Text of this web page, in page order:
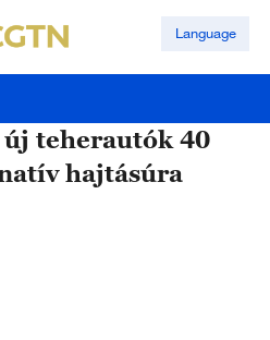
Language
teherautók 40
hajtásúra